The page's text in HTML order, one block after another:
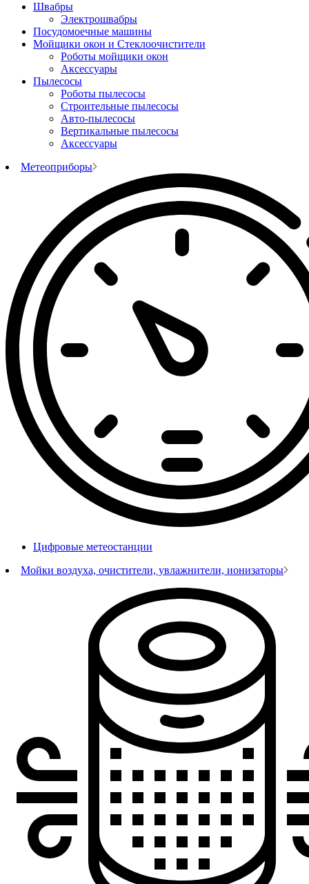
Швабры
Электрошвабры
Посудомоечные машины
Мойщики окон и Стеклоочистители
Роботы мойщики окон
Аксессуары
Пылесосы
Роботы пылесосы
Строительные пылесосы
Авто-пылесосы
Вертикальные пылесосы
Аксессуары
Метеоприборы
Цифровые метеостанции
Мойки воздуха, очистители, увлажнители, ионизаторы